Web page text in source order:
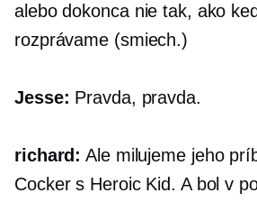
alebo dokonca nie tak, ako
rozprávame (smiech.)
Jesse: Pravda, pravda.
richard: Ale milujeme jeho
Cocker s Heroic Kid. A bol v